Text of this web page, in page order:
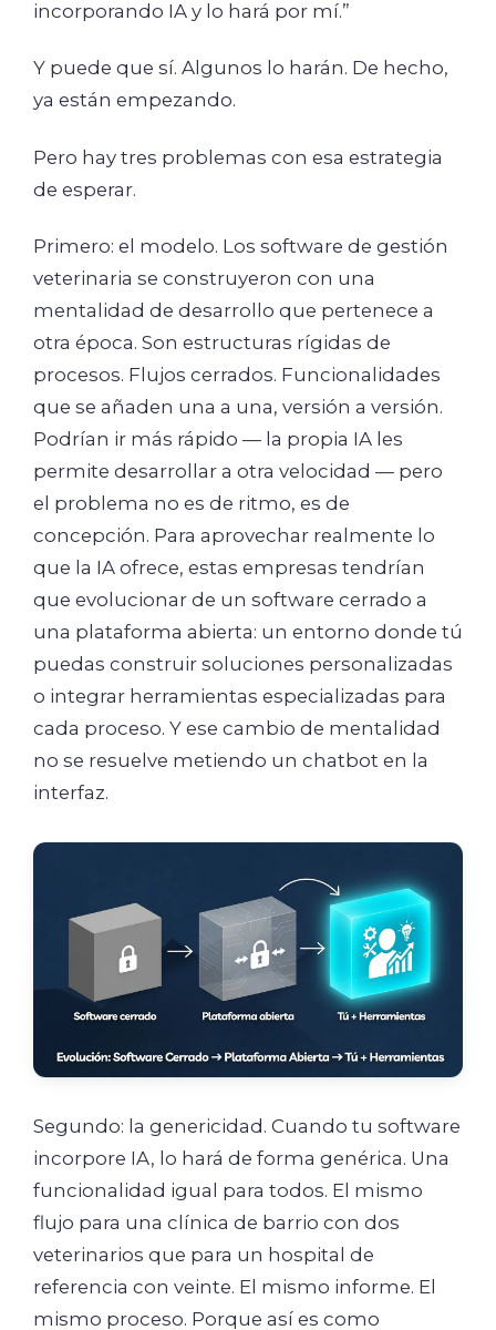
incorporando IA y lo hará por mí.”
Y puede que sí. Algunos lo harán. De hecho,
ya están empezando.
Pero hay tres problemas con esa estrategia
de esperar.
Primero: el modelo. Los software de gestión
veterinaria se construyeron con una
mentalidad de desarrollo que pertenece a
otra época. Son estructuras rígidas de
procesos. Flujos cerrados. Funcionalidades
que se añaden una a una, versión a versión.
Podrían ir más rápido — la propia IA les
permite desarrollar a otra velocidad — pero
el problema no es de ritmo, es de
concepción. Para aprovechar realmente lo
que la IA ofrece, estas empresas tendrían
que evolucionar de un software cerrado a
una plataforma abierta: un entorno donde tú
puedas construir soluciones personalizadas
o integrar herramientas especializadas para
cada proceso. Y ese cambio de mentalidad
no se resuelve metiendo un chatbot en la
interfaz.
Segundo: la genericidad. Cuando tu software
incorpore IA, lo hará de forma genérica. Una
funcionalidad igual para todos. El mismo
flujo para una clínica de barrio con dos
veterinarios que para un hospital de
referencia con veinte. El mismo informe. El
mismo proceso. Porque así es como